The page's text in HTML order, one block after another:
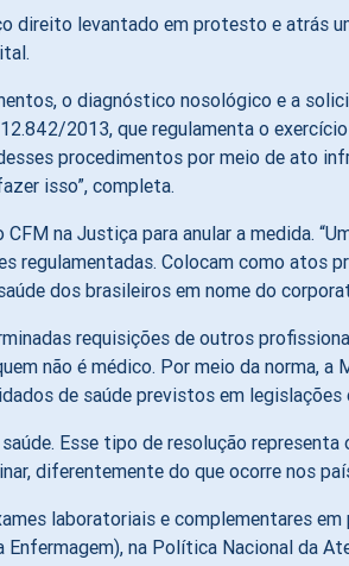
o diagnóstico nosológico e a
2013, que regulamenta o
procedimentos por meio de ato
isso”, completa.
CFM na Justiça para anular a medida.
regulamentadas. Colocam como
dos brasileiros em nome do
requisições de outros
não é médico. Por meio da norma,
de saúde previstos em legislações
Esse tipo de resolução
diferentemente do que ocorre nos
laboratoriais e complementares
na Política Nacional da